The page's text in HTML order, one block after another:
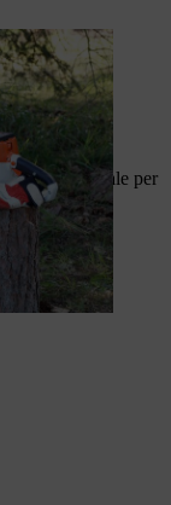
invernale per
hai
selezione